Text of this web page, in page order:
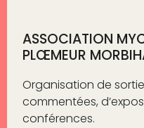
ASSOCIATION
PLŒMEUR
Organisation de
commentées,
conférences.